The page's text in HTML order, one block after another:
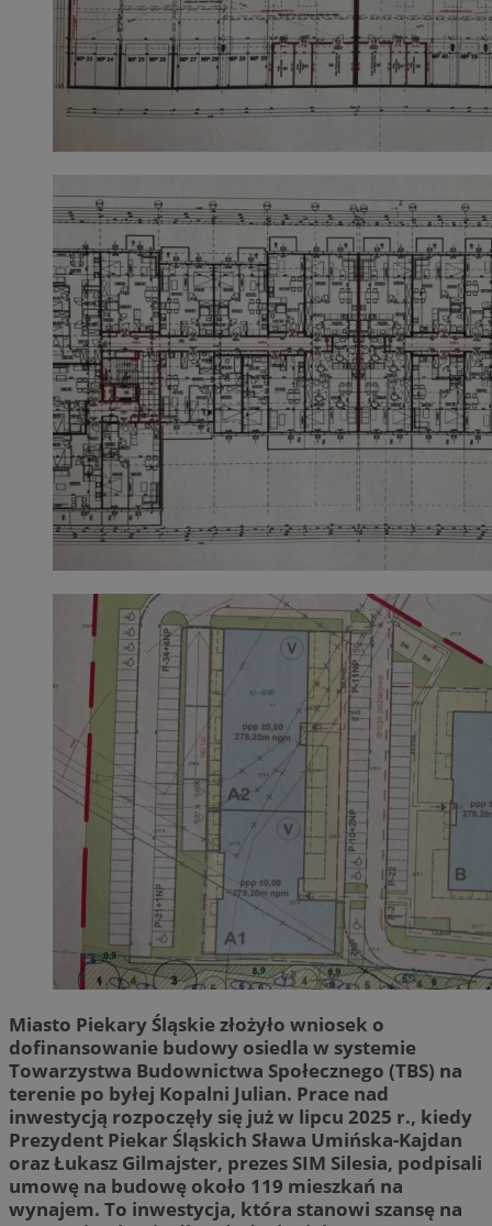
Miasto Piekary Śląskie złożyło wniosek o
dofinansowanie budowy osiedla w systemie
Towarzystwa Budownictwa Społecznego (TBS) na
terenie po byłej Kopalni Julian. Prace nad
inwestycją rozpoczęły się już w lipcu 2025 r., kiedy
Prezydent Piekar Śląskich Sława Umińska-Kajdan
oraz Łukasz Gilmajster, prezes SIM Silesia, podpisali
umowę na budowę około 119 mieszkań na
wynajem. To inwestycja, która stanowi szansę na